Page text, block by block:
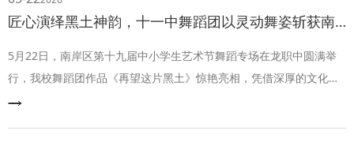
匠心演绎黑土神韵，十一中舞蹈团以灵动舞姿斩获南岸区第十九届中小学艺术节展演中学组舞蹈第一名
5月22日，南岸区第十九届中小学生艺术节舞蹈专场在龙职中圆满举
行，我校舞蹈团作品《再望这片黑土》惊艳亮相，凭借深厚的文化底
蕴、极具张力的舞台演绎，斩获中学舞蹈组第一的优异成绩！